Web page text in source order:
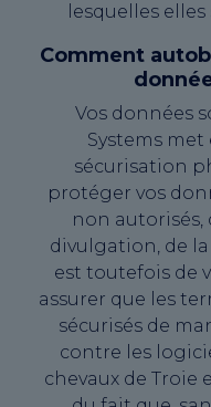
lesquelles
Comment
Vos données
Systems met
sécurisation
protéger vos
non autorisés,
divulgation, de
est toutefois de
assurer que les
sécurisés de
contre les
chevaux de Troie